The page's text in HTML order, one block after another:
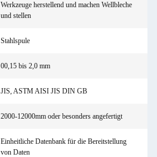
Werkzeuge herstellend und machen Wellbleche
und stellen
Stahlspule
00,15 bis 2,0 mm
JIS, ASTM AISI JIS DIN GB
2000-12000mm oder besonders angefertigt
Einheitliche Datenbank für die Bereitstellung
von Daten